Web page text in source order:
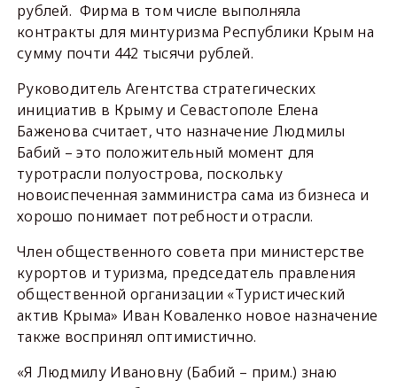
рублей. Фирма в том числе выполняла
контракты для минтуризма Республики Крым на
сумму почти 442 тысячи рублей.
Руководитель Агентства стратегических
инициатив в Крыму и Севастополе Елена
Баженова считает, что назначение Людмилы
Бабий – это положительный момент для
туротрасли полуострова, поскольку
новоиспеченная замминистра сама из бизнеса и
хорошо понимает потребности отрасли.
Член общественного совета при министерстве
курортов и туризма, председатель правления
общественной организации «Туристический
актив Крыма» Иван Коваленко новое назначение
также воспринял оптимистично.
«Я Людмилу Ивановну (Бабий – прим.) знаю